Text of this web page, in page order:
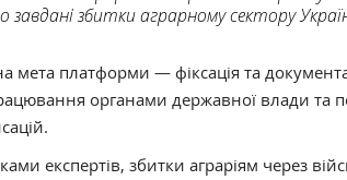
завдані збитки аграрному сектору
мета платформи — фіксація та
органами державної влади та
експертів, збитки аграріям через